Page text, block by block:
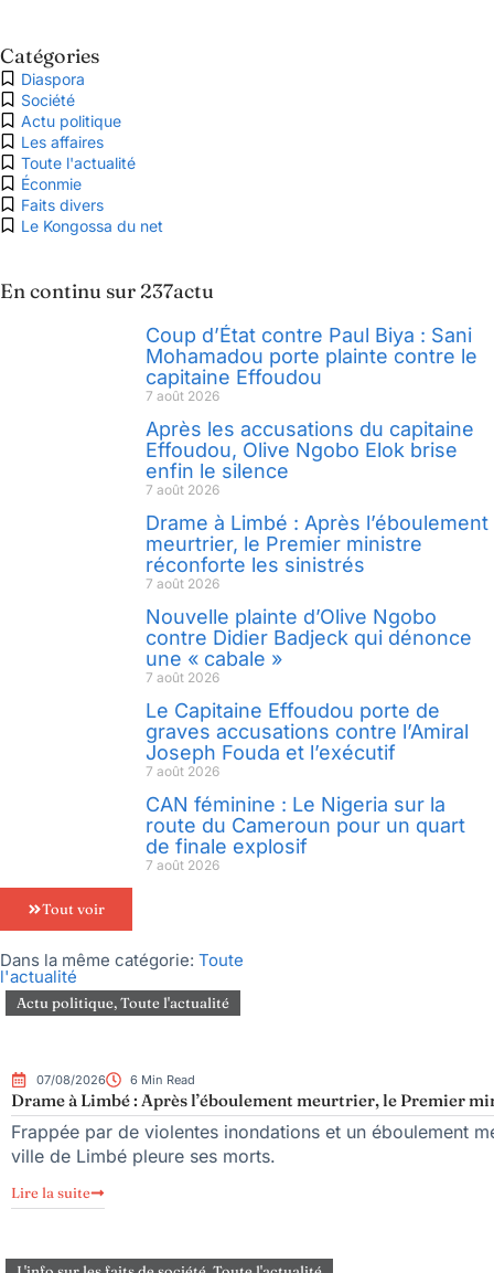
Catégories
Diaspora
Société
Actu politique
Les affaires
Toute l'actualité
Éconmie
Faits divers
Le Kongossa du net
En continu sur 237actu
Coup d’État contre Paul Biya : Sani
Mohamadou porte plainte contre le
capitaine Effoudou
7 août 2026
Après les accusations du capitaine
Effoudou, Olive Ngobo Elok brise
enfin le silence
7 août 2026
Drame à Limbé : Après l’éboulement
meurtrier, le Premier ministre
réconforte les sinistrés
7 août 2026
Nouvelle plainte d’Olive Ngobo
contre Didier Badjeck qui dénonce
une « cabale »
7 août 2026
Le Capitaine Effoudou porte de
graves accusations contre l’Amiral
Joseph Fouda et l’exécutif
7 août 2026
CAN féminine : Le Nigeria sur la
route du Cameroun pour un quart
de finale explosif
7 août 2026
Tout voir
Dans la même catégorie: Toute
l'actualité
Actu politique,Toute l'actualité
07/08/2026 6 Min Read
Drame à Limbé : Après l’éboulement meurtrier, le Premier
Frappée par de violentes inondations et un éboulement
ville de Limbé pleure ses morts.
Lire la suite